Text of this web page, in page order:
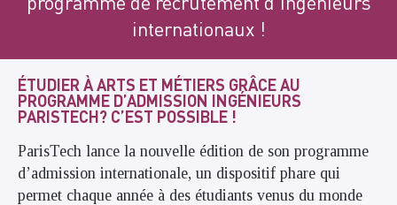
internationaux !
ÉTUDIER À ARTS ET MÉTIERS GRÂCE AU
PROGRAMME D’ADMISSION INGÉNIEURS
PARISTECH? C’EST POSSIBLE !
ParisTech lance la nouvelle édition de son programme
d’admission internationale, un dispositif phare qui
permet chaque année à des étudiants venus du monde